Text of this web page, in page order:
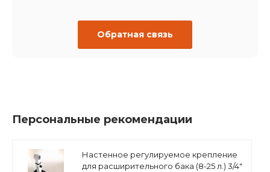
Обратная связь
Персональные рекомендации
Настенное регулируемое крепление
для расширительного бака (8-25 л.) 3/4"